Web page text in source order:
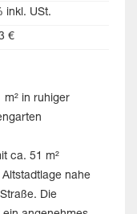
inkl. USt.
€
m² in ruhiger
ca. 51 m²
nahe
Die